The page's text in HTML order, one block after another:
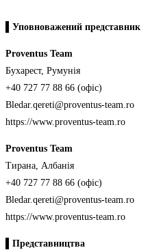
▌Уповноважений представник
Proventus Team
Бухарест, Румунія
+40 727 77 88 66 (офіс)
Bledar.qereti@proventus-team.ro
https://www.proventus-team.ro
Proventus Team
Тирана, Албанія
+40 727 77 88 66 (офіс)
Bledar.qereti@proventus-team.ro
https://www.proventus-team.ro
Представництва